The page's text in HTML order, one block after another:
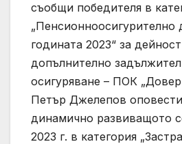
съобщи победителя в
„Пенсионноосигурително
годината 2023“ за
допълнително
осигуряване – ПОК
Петър Джелепов
динамично развиващото
2023 г. в категория